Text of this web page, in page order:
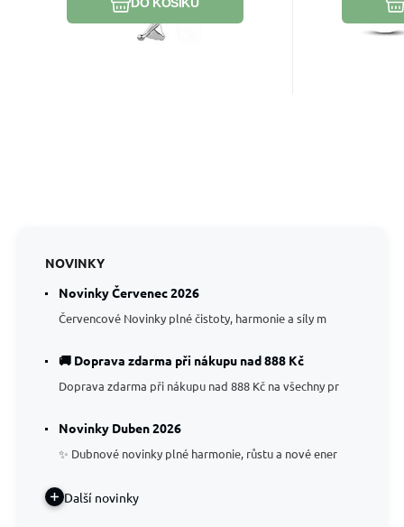
NOVINKY
Novinky Červenec 2026
Červencové Novinky plné čistoty, harmonie a síly m
🚚 Doprava zdarma při nákupu nad 888 Kč
Doprava zdarma při nákupu nad 888 Kč na všechny pr
Novinky Duben 2026
✨ Dubnové novinky plné harmonie, růstu a nové ener
Další novinky